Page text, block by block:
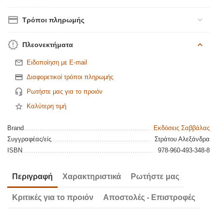
Τρόποι πληρωμής
Πλεονεκτήματα
Ειδοποίηση με E-mail
Διαφορετικοί τρόποι πληρωμής
Ρωτήστε μας για το προιόν
Καλύτερη τιμή
Brand
Εκδόσεις Σαββάλας
Συγγραφέας/είς
Στράτου Αλεξάνδρα
ISBN
978-960-493-348-8
Περιγραφή Χαρακτηριστικά Ρωτήστε μας
Κριτικές για το προιόν Αποστολές - Επιστροφές